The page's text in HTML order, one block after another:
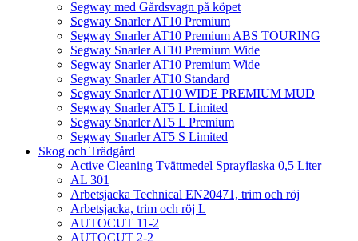
Segway med Gårdsvagn på köpet
Segway Snarler AT10 Premium
Segway Snarler AT10 Premium ABS TOURING
Segway Snarler AT10 Premium Wide
Segway Snarler AT10 Premium Wide
Segway Snarler AT10 Standard
Segway Snarler AT10 WIDE PREMIUM MUD
Segway Snarler AT5 L Limited
Segway Snarler AT5 L Premium
Segway Snarler AT5 S Limited
Skog och Trädgård
Active Cleaning Tvättmedel Sprayflaska 0,5 Liter
AL 301
Arbetsjacka Technical EN20471, trim och röj
Arbetsjacka, trim och röj L
AUTOCUT 11-2
AUTOCUT 2-2